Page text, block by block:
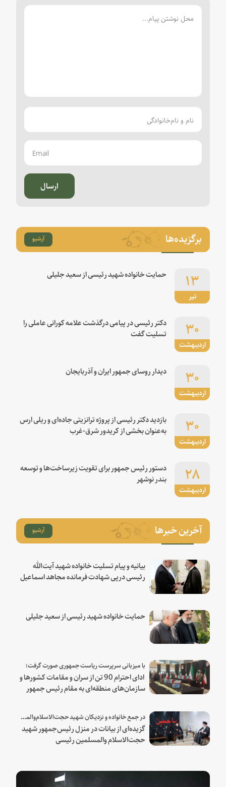
ارسال
برگزیده‌ها آرشیو
تیر
۱۳ حمایت خانواده شهید رئیسی از سعید جلیلی
اردیبهشت
۳۰
دکتر رئیسی در پیامی درگذشت علامه کورانی عاملی را
تسلیت گفت
اردیبهشت
۳۰ دیدار روسای جمهور ایران و آذربایجان
اردیبهشت
۳۰
بازدید دکتر رئیسی از پروژه ترانزیتی جاده‌ای و ریلی ارس
به‌عنوان بخشی از کریدور شرق-غرب
اردیبهشت
۲۸
دستور رئیس جمهور برای تقویت زیرساخت‌ها و توسعه
بندر نوشهر
آخرین خبرها آرشیو
بیانیه و پیام تسلیت خانواده شهید آیت‌الله
رئیسی درپی شهادت فرمانده مجاهد اسماعیل
حمایت خانواده شهید رئیسی از سعید جلیلی
با میزبانی سرپرست ریاست جمهوری صورت گرفت؛
ادای احترام 90 تن از سران و مقامات کشورها و
سازمان‌های منطقه‌ای به مقام رئیس جمهور
در جمع خانواده و نزدیکان شهید حجت‌الاسلام‌والمسلمین رئیسی:
گزیده‌ای از بیانات در منزل رئیس‌جمهور شهید
حجت‌الاسلام والمسلمین رئیسی